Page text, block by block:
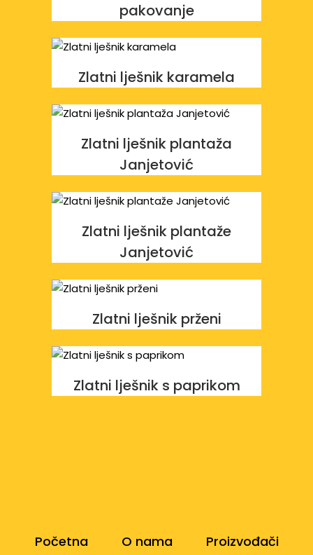
pakovanje
Zlatni lješnik karamela
Zlatni lješnik plantaža
Janjetović
Zlatni lješnik plantaže
Janjetović
Zlatni lješnik prženi
Zlatni lješnik s paprikom
Početna O nama Proizvođači